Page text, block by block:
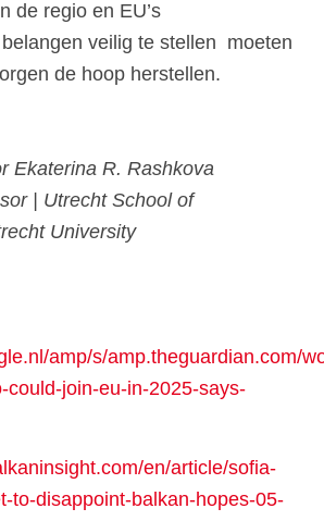
de regio en EU’s
veilig te stellen moeten
de hoop herstellen.
Ekaterina R. Rashkova
| Utrecht School of
University
amp/s/amp.theguardian.com/
could-join-eu-in-2025-says-
en/article/sofia-
to-disappoint-balkan-hopes-05-